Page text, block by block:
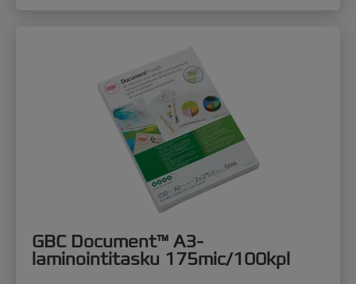
GBC Document™ A3-
laminointitasku 175mic/100kpl